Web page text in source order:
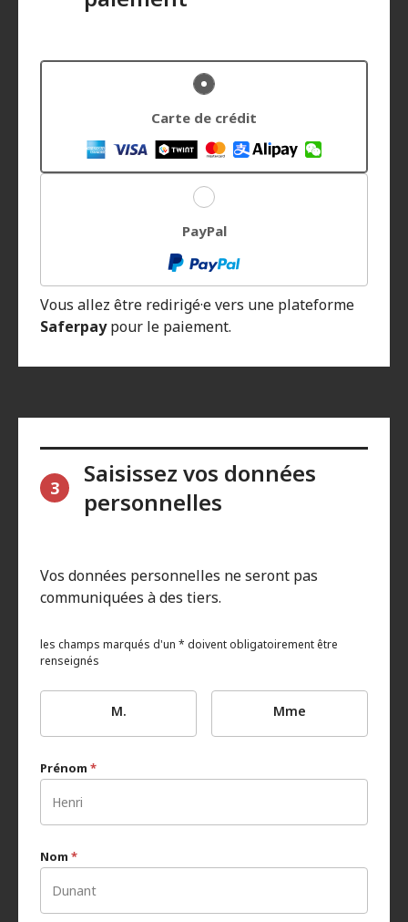
Carte de crédit
PayPal
Vous allez être redirigé·e vers une plateforme
Saferpaypour le paiement.
3
Saisissez vos données
personnelles
Vos données personnelles ne seront pas
communiquées à des tiers.
les champs marqués d'un * doivent obligatoirement être
renseignés
M. Mme
Prénom *
Nom *